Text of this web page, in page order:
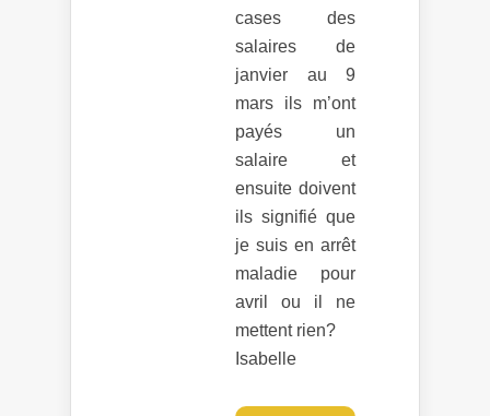
cases des
salaires de
janvier au 9
mars ils m’ont
payés un
salaire et
ensuite doivent
ils signifié que
je suis en arrêt
maladie pour
avril ou il ne
mettent rien?
Isabelle